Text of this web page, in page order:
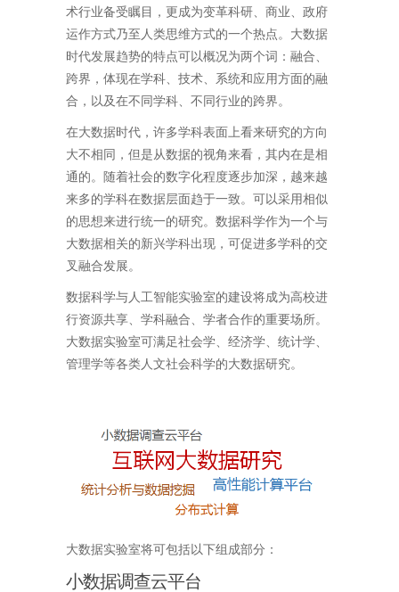
术行业备受瞩目，更成为变革科研、商业、政府
运作方式乃至人类思维方式的一个热点。大数据
时代发展趋势的特点可以概况为两个词：融合、
跨界，体现在学科、技术、系统和应用方面的融
合，以及在不同学科、不同行业的跨界。
在大数据时代，许多学科表面上看来研究的方向
大不相同，但是从数据的视角来看，其内在是相
通的。随着社会的数字化程度逐步加深，越来越
来多的学科在数据层面趋于一致。可以采用相似
的思想来进行统一的研究。数据科学作为一个与
大数据相关的新兴学科出现，可促进多学科的交
叉融合发展。
数据科学与人工智能实验室的建设将成为高校进
行资源共享、学科融合、学者合作的重要场所。
大数据实验室可满足社会学、经济学、统计学、
管理学等各类人文社会科学的大数据研究。
大数据实验室将可包括以下组成部分：
小数据调查云平台